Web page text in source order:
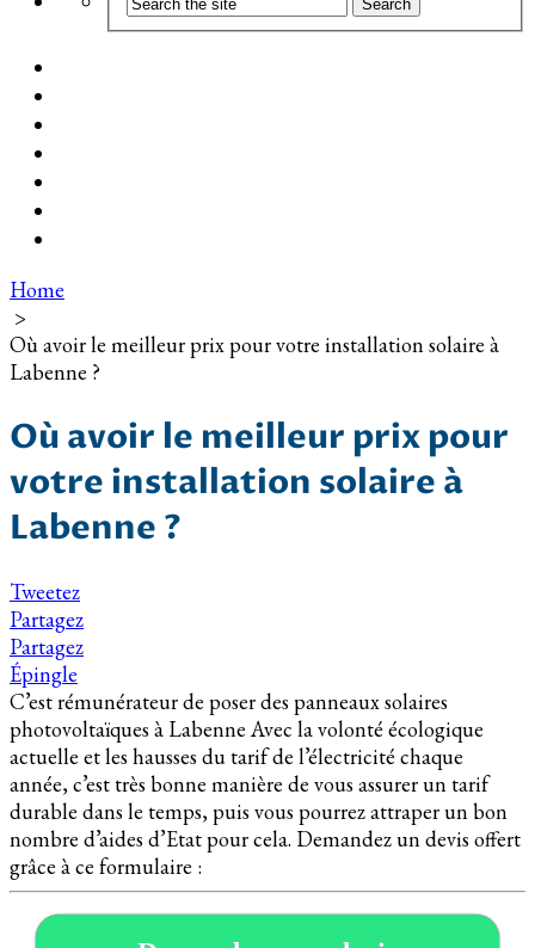
Home
>
Où avoir le meilleur prix pour votre installation solaire à
Labenne ?
Où avoir le meilleur prix pour
votre installation solaire à
Labenne ?
Tweetez
Partagez
Partagez
Épingle
C’est rémunérateur de poser des panneaux solaires
photovoltaïques à Labenne Avec la volonté écologique
actuelle et les hausses du tarif de l’électricité chaque
année, c’est très bonne manière de vous assurer un tarif
durable dans le temps, puis vous pourrez attraper un bon
nombre d’aides d’Etat pour cela. Demandez un devis offert
grâce à ce formulaire :